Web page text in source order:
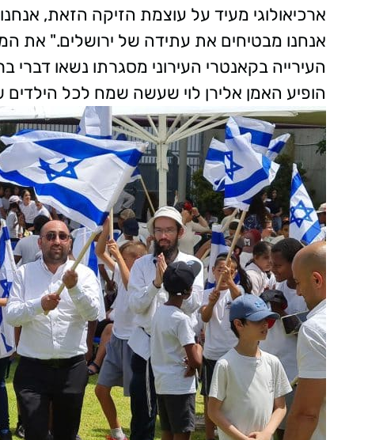
ארכיאולוגי מעיד על עוצמת הזיקה הזאת,
אנחנו מבטיחים את עתידה של ירושלים." את
העירייה בקאנטרי העירוני מסגרתו נשאו
הופיע האמן אלירן לוי שעשה שמח לכל